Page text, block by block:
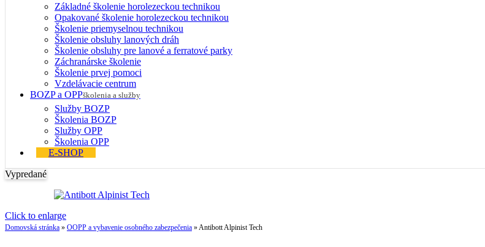
Základné školenie horolezeckou technikou
Opakované školenie horolezeckou technikou
Školenie priemyselnou technikou
Školenie obsluhy lanových dráh
Školenie obsluhy pre lanové a ferratové parky
Záchranárske školenie
Školenie prvej pomoci
Vzdelávacie centrum
BOZP a OPPškolenia a služby
Služby BOZP
Školenia BOZP
Služby OPP
Školenia OPP
E-SHOP
Vypredané
Click to enlarge
Domovská stránka » OOPP a vybavenie osobného zabezpečenia »Antibott Alpinist Tech